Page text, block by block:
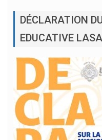
DÉCLARATION
EDUCATIVE